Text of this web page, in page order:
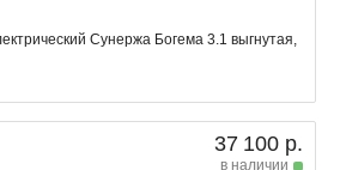
Сунержа Богема 3.1 выгнутая,
37 100 р.
в наличии